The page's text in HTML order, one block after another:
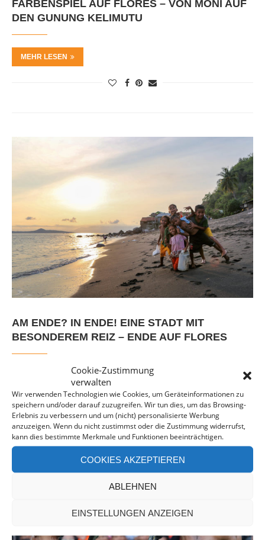
Cookie-Zustimmung
verwalten
Wir verwenden Technologien wie Cookies, um Geräteinformationen zu
speichern und/oder darauf zuzugreifen. Wir tun dies, um das Browsing-
Erlebnis zu verbessern und um (nicht) personalisierte Werbung
anzuzeigen. Wenn du nicht zustimmst oder die Zustimmung widerrufst,
kann dies bestimmte Merkmale und Funktionen beeinträchtigen.
COOKIES AKZEPTIEREN
ABLEHNEN
EINSTELLUNGEN ANZEIGEN
FARBENSPIEL AUF FLORES – VON MONI AUF
DEN GUNUNG KELIMUTU
MEHR LESEN
AM ENDE? IN ENDE! EINE STADT MIT
BESONDEREM REIZ – ENDE AUF FLORES